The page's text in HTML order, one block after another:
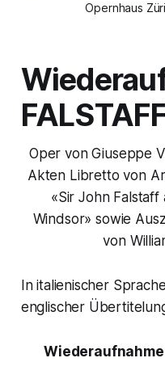
Opernhaus
Oper von Giuseppe
Akten Libretto von
«Sir John
Windsor» sowie
von
In italienischer
englischer
Wiederaufnahme